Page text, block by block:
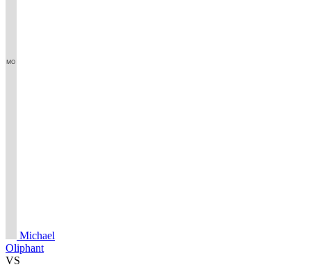
Michael
Oliphant
VS